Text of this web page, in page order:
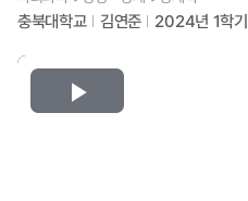
충북대학교 김연준 2024년 1학기
Play